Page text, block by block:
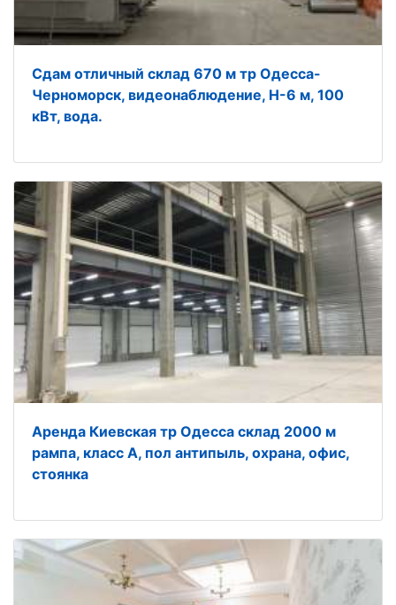
Сдам отличный склад 670 м тр Одесса-
Черноморск, видеонаблюдение, Н-6 м, 100
кВт, вода.
Аренда Киевская тр Одесса склад 2000 м
рампа, класс А, пол антипыль, охрана, офис,
стоянка